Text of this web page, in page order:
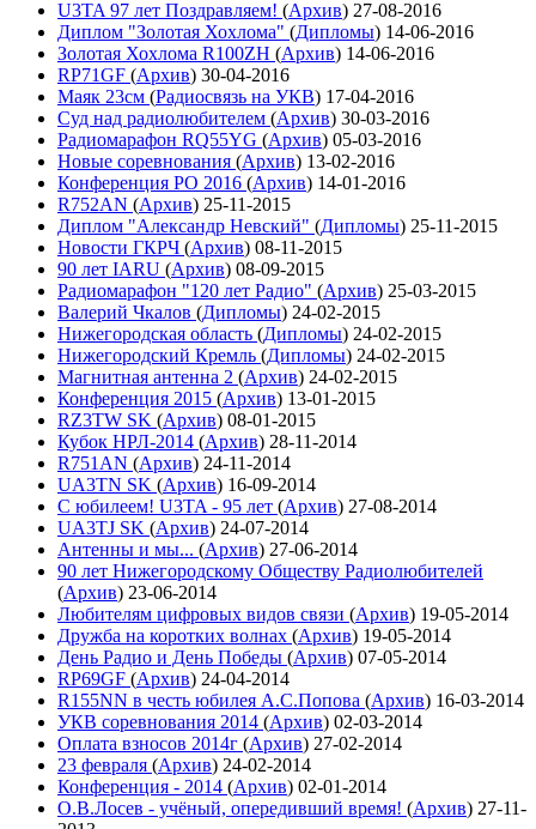
U3TA 97 лет Поздравляем! (Архив) 27-08-2016
Диплом "Золотая Хохлома" (Дипломы) 14-06-2016
Золотая Хохлома R100ZH (Архив) 14-06-2016
RP71GF (Архив) 30-04-2016
Маяк 23см (Радиосвязь на УКВ) 17-04-2016
Суд над радиолюбителем (Архив) 30-03-2016
Радиомарафон RQ55YG (Архив) 05-03-2016
Новые соревнования (Архив) 13-02-2016
Конференция РО 2016 (Архив) 14-01-2016
R752AN (Архив) 25-11-2015
Диплом "Александр Невский" (Дипломы) 25-11-2015
Новости ГКРЧ (Архив) 08-11-2015
90 лет IARU (Архив) 08-09-2015
Радиомарафон "120 лет Радио" (Архив) 25-03-2015
Валерий Чкалов (Дипломы) 24-02-2015
Нижегородская область (Дипломы) 24-02-2015
Нижегородский Кремль (Дипломы) 24-02-2015
Магнитная антенна 2 (Архив) 24-02-2015
Конференция 2015 (Архив) 13-01-2015
RZ3TW SK (Архив) 08-01-2015
Кубок НРЛ-2014 (Архив) 28-11-2014
R751AN (Архив) 24-11-2014
UA3TN SK (Архив) 16-09-2014
С юбилеем! U3TA - 95 лет (Архив) 27-08-2014
UA3TJ SK (Архив) 24-07-2014
Антенны и мы... (Архив) 27-06-2014
90 лет Нижегородскому Обществу Радиолюбителей
(Архив) 23-06-2014
Любителям цифровых видов связи (Архив) 19-05-2014
Дружба на коротких волнах (Архив) 19-05-2014
День Радио и День Победы (Архив) 07-05-2014
RP69GF (Архив) 24-04-2014
R155NN в честь юбилея А.С.Попова (Архив) 16-03-2014
УКВ соревнования 2014 (Архив) 02-03-2014
Оплата взносов 2014г (Архив) 27-02-2014
23 февраля (Архив) 24-02-2014
Конференция - 2014 (Архив) 02-01-2014
О.В.Лосев - учёный, опередивший время! (Архив) 27-11-